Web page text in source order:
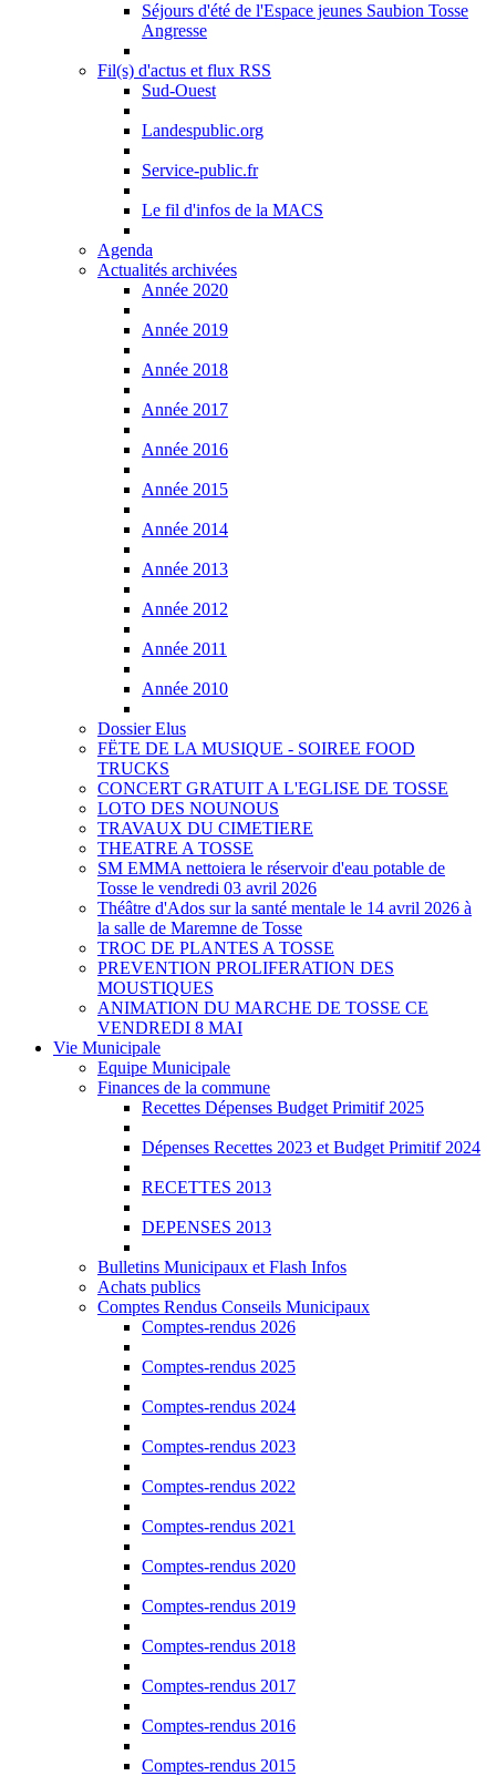
Séjours d'été de l'Espace jeunes Saubion Tosse
Angresse
Fil(s) d'actus et flux RSS
Sud-Ouest
Landespublic.org
Service-public.fr
Le fil d'infos de la MACS
Agenda
Actualités archivées
Année 2020
Année 2019
Année 2018
Année 2017
Année 2016
Année 2015
Année 2014
Année 2013
Année 2012
Année 2011
Année 2010
Dossier Elus
FËTE DE LA MUSIQUE - SOIREE FOOD
TRUCKS
CONCERT GRATUIT A L'EGLISE DE TOSSE
LOTO DES NOUNOUS
TRAVAUX DU CIMETIERE
THEATRE A TOSSE
SM EMMA nettoiera le réservoir d'eau potable de
Tosse le vendredi 03 avril 2026
Théâtre d'Ados sur la santé mentale le 14 avril 2026 à
la salle de Maremne de Tosse
TROC DE PLANTES A TOSSE
PREVENTION PROLIFERATION DES
MOUSTIQUES
ANIMATION DU MARCHE DE TOSSE CE
VENDREDI 8 MAI
Vie Municipale
Equipe Municipale
Finances de la commune
Recettes Dépenses Budget Primitif 2025
Dépenses Recettes 2023 et Budget Primitif 2024
RECETTES 2013
DEPENSES 2013
Bulletins Municipaux et Flash Infos
Achats publics
Comptes Rendus Conseils Municipaux
Comptes-rendus 2026
Comptes-rendus 2025
Comptes-rendus 2024
Comptes-rendus 2023
Comptes-rendus 2022
Comptes-rendus 2021
Comptes-rendus 2020
Comptes-rendus 2019
Comptes-rendus 2018
Comptes-rendus 2017
Comptes-rendus 2016
Comptes-rendus 2015